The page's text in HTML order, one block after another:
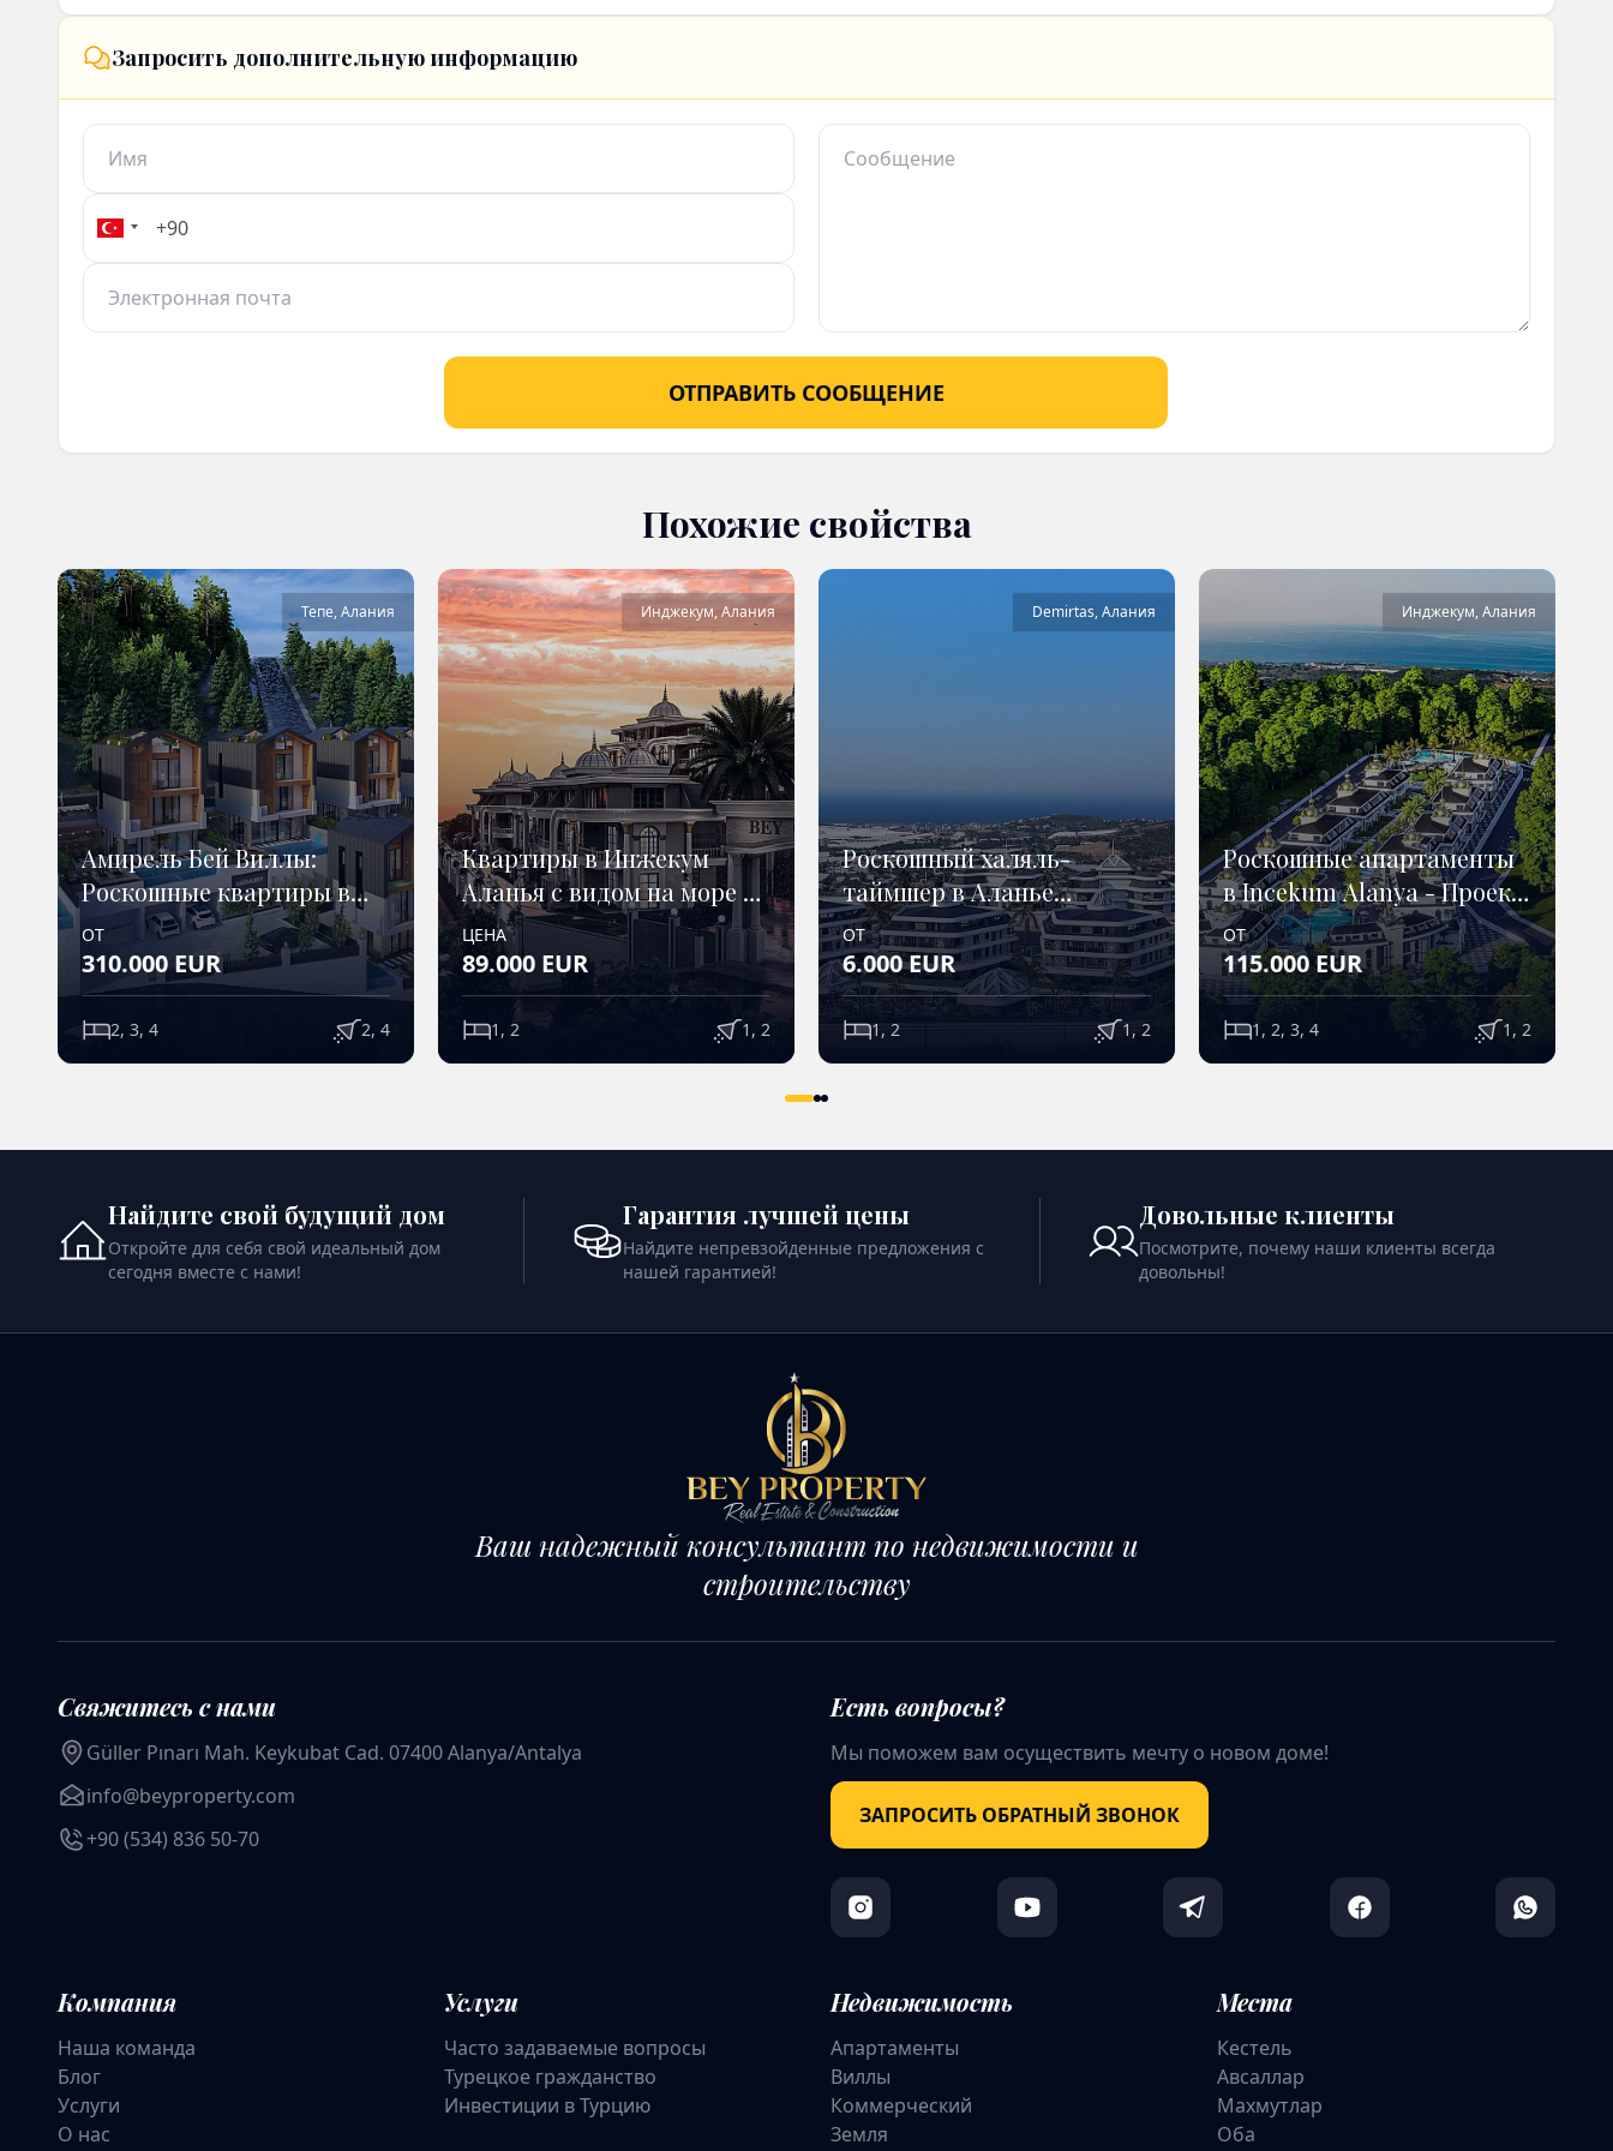
Запросить дополнительную информацию
ОТПРАВИТЬ СООБЩЕНИЕ
Похожие свойства
Тепе,Алания
Амирель Бей Виллы:
Роскошные квартиры в
Alanya Tepe
ОТ
310.000EUR
2, 3, 4 2, 4
Инджекум,Алания
Квартиры в Инжекум
Аланья с видом на море и
горы
ЦЕНА
89.000 EUR
1, 2 1, 2
Demirtas,Алания
Роскошный халяль-
таймшер в Аланье
Демирташ – Beyzade
Resort
ОТ
6.000EUR
1, 2 1, 2
Инджекум,Алания
Роскошные апартаменты
в Incekum Alanya - Проект
Bey Class
ОТ
115.000EUR
1, 2, 3, 4 1, 2
Найдите свой будущий дом
Откройте для себя свой идеальный дом
сегодня вместе с нами!
Гарантия лучшей цены
Найдите непревзойденные предложения с
нашей гарантией!
Довольные клиенты
Посмотрите, почему наши клиенты всегда
довольны!
Ваш надежный консультант по недвижимости и
строительству
Свяжитесь с нами
Güller Pınarı Mah. Keykubat Cad. 07400 Alanya/Antalya
info@beyproperty.com
+90 (534) 836 50-70
Компания
Наша команда
Блог
Услуги
О нас
Услуги
Часто задаваемые вопросы
Турецкое гражданство
Инвестиции в Турцию
Недвижимость
Апартаменты
Виллы
Коммерческий
Земля
Места
Кестель
Авсаллар
Махмутлар
Оба
Есть вопросы?
Мы поможем вам осуществить мечту о новом доме!
ЗАПРОСИТЬ ОБРАТНЫЙ ЗВОНОК